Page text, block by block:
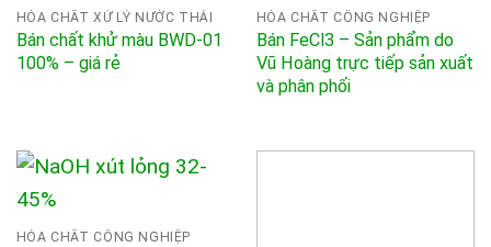
HÓA CHẤT XỬ LÝ NƯỚC THẢI
Bán chất khử màu BWD-01
100% – giá rẻ
HÓA CHẤT CÔNG NGHIỆP
Bán FeCl3 – Sản phẩm do
Vũ Hoàng trực tiếp sản xuất
và phân phối
HÓA CHẤT CÔNG NGHIỆP